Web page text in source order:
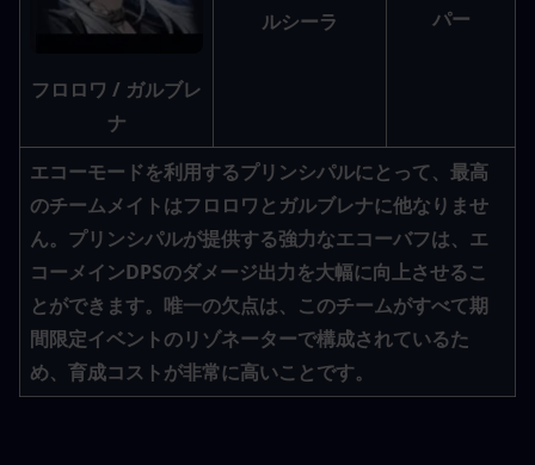
フロロワ / ガルブレ
ナ
ルシーラ
パー
エコーモードを利用するプリンシパルにとって、最高
のチームメイトはフロロワとガルブレナに他なりませ
ん。プリンシパルが提供する強力なエコーバフは、エ
コーメインDPSのダメージ出力を大幅に向上させるこ
とができます。唯一の欠点は、このチームがすべて期
間限定イベントのリゾネーターで構成されているた
め、育成コストが非常に高いことです。